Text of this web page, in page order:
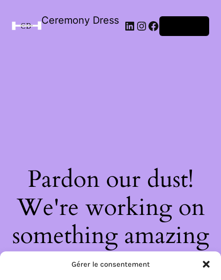
Gérer le consentement
Ceremony Dress
Pardon our dust!
We're working on
something amazing
— check back soon!